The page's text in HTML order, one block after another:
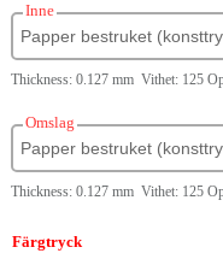
Inne
Papper bestruket
Thickness: 0.127 mm Vithet: 125
Omslag
Papper bestruket
Thickness: 0.127 mm Vithet: 125
Färgtryck